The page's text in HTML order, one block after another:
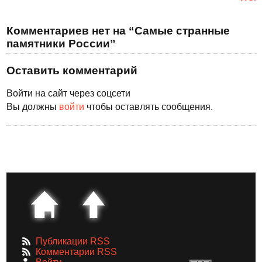
Комментариев нет на “Самые странные
памятники России”
Оставить комментарий
Войти на сайт через соцсети
Вы должны войти чтобы оставлять сообщения.
Публикации RSS
Комментарии RSS